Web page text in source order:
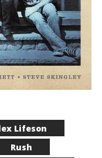
Lifeson
Rush